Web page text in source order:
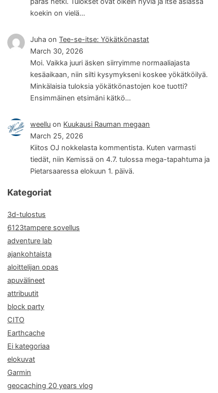
koekin on vielä…
Juha onTee-se-itse: Yökätkönastat
March 30, 2026
Moi. Vaikka juuri äsken siirryimme normaaliajasta
kesäaikaan, niin silti kysymykseni koskee yökätköilyä.
Minkälaisia tuloksia yökätkönastojen koe tuotti?
Ensimmäinen etsimäni kätkö…
weellu on Kuukausi Rauman megaan
March 25, 2026
Kiitos OJ nokkelasta kommentista. Kuten varmasti
tiedät, niin Kemissä on 4.7. tulossa mega-tapahtuma ja
Pietarsaaressa elokuun 1. päivä.
Kategoriat
3d-tulostus
6123tampere sovellus
adventure lab
ajankohtaista
aloittelijan opas
apuvälineet
attribuutit
block party
CITO
Earthcache
Ei kategoriaa
elokuvat
Garmin
geocaching 20 years vlog